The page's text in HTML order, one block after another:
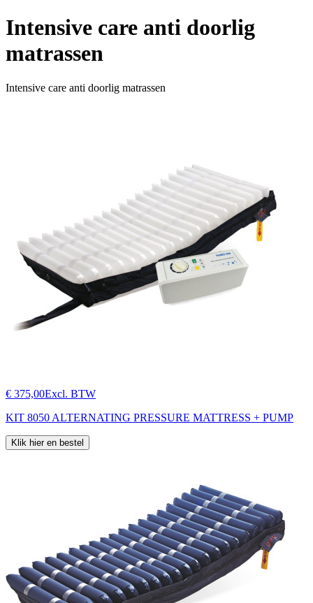
Intensive care anti doorlig
matrassen
Intensive care anti doorlig matrassen
€ 375,00Excl. BTW
KIT 8050 ALTERNATING PRESSURE MATTRESS + PUMP
Klik hier en bestel